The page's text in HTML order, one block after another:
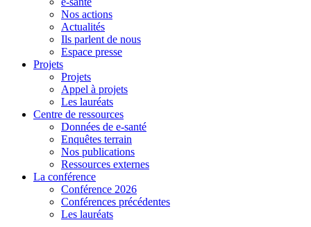
Nos actions
Actualités
Ils parlent de nous
Espace presse
Projets
Projets
Appel à projets
Les lauréats
Centre de ressources
Données de e-santé
Enquêtes terrain
Nos publications
Ressources externes
La conférence
Conférence 2026
Conférences précédentes
Les lauréats